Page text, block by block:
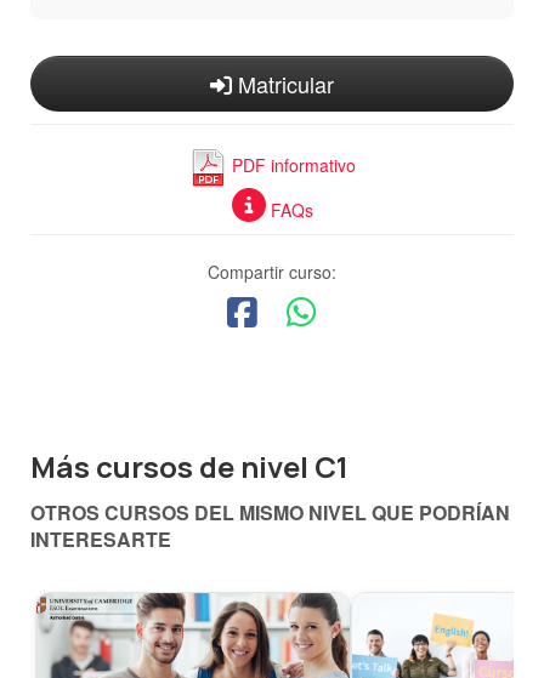
Matricular
PDF informativo
FAQs
Compartir curso:
Más cursos de nivel C1
OTROS CURSOS DEL MISMO NIVEL QUE PODRÍAN
INTERESARTE